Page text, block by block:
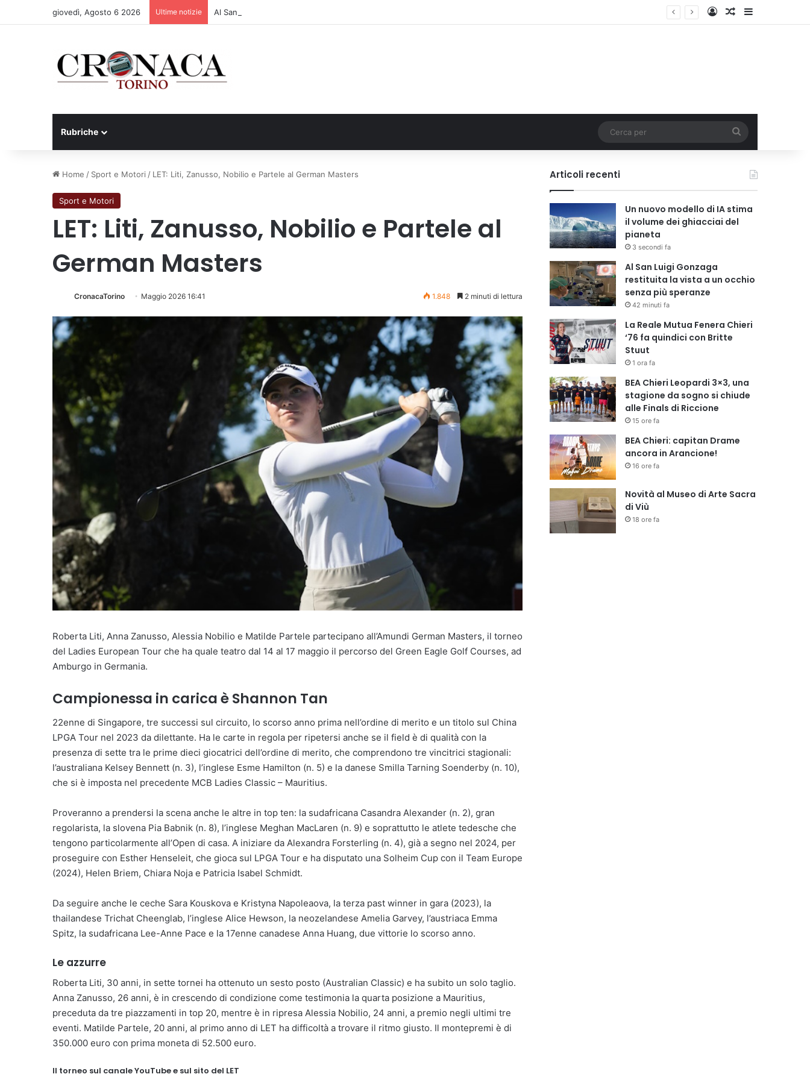
giovedì, Agosto 6 2026 Ultime notizie Al San Luigi Gonzaga restituita la vista a un occhio senza più speranze AccediUn articolo a
Rubriche
per
Home / Sport e Motori / LET: Liti, Zanusso, Nobilio e Partele al German Masters
Sport e Motori
LET: Liti, Zanusso, Nobilio e Partele al
German Masters
CronacaTorino Maggio 2026 16:41 1.848 2 minuti di lettura
Roberta Liti, Anna Zanusso, Alessia Nobilio e Matilde Partele partecipano all’Amundi German Masters, il torneo
del Ladies European Tour che ha quale teatro dal 14 al 17 maggio il percorso del Green Eagle Golf Courses, ad
Amburgo in Germania.
Campionessa in carica è Shannon Tan
22enne di Singapore, tre successi sul circuito, lo scorso anno prima nell’ordine di merito e un titolo sul China
LPGA Tour nel 2023 da dilettante. Ha le carte in regola per ripetersi anche se il field è di qualità con la
presenza di sette tra le prime dieci giocatrici dell’ordine di merito, che comprendono tre vincitrici stagionali:
l’australiana Kelsey Bennett (n. 3), l’inglese Esme Hamilton (n. 5) e la danese Smilla Tarning Soenderby (n. 10),
che si è imposta nel precedente MCB Ladies Classic – Mauritius.
Proveranno a prendersi la scena anche le altre in top ten: la sudafricana Casandra Alexander (n. 2), gran
regolarista, la slovena Pia Babnik (n. 8), l’inglese Meghan MacLaren (n. 9) e soprattutto le atlete tedesche che
tengono particolarmente all’Open di casa. A iniziare da Alexandra Forsterling (n. 4), già a segno nel 2024, per
proseguire con Esther Henseleit, che gioca sul LPGA Tour e ha disputato una Solheim Cup con il Team Europe
(2024), Helen Briem, Chiara Noja e Patricia Isabel Schmidt.
Da seguire anche le ceche Sara Kouskova e Kristyna Napoleaova, la terza past winner in gara (2023), la
thailandese Trichat Cheenglab, l’inglese Alice Hewson, la neozelandese Amelia Garvey, l’austriaca Emma
Spitz, la sudafricana Lee-Anne Pace e la 17enne canadese Anna Huang, due vittorie lo scorso anno.
Le azzurre
Roberta Liti, 30 anni, in sette tornei ha ottenuto un sesto posto (Australian Classic) e ha subito un solo taglio.
Anna Zanusso, 26 anni, è in crescendo di condizione come testimonia la quarta posizione a Mauritius,
preceduta da tre piazzamenti in top 20, mentre è in ripresa Alessia Nobilio, 24 anni, a premio negli ultimi tre
eventi. Matilde Partele, 20 anni, al primo anno di LET ha difficoltà a trovare il ritmo giusto. Il montepremi è di
350.000 euro con prima moneta di 52.500 euro.
Il torneo sul canale YouTube e sul sito del LET
Articoli recenti
Un nuovo modello di IA stima
il volume dei ghiacciai del
pianeta
3 secondi fa
Al San Luigi Gonzaga
restituita la vista a un occhio
senza più speranze
42 minuti fa
La Reale Mutua Fenera Chieri
‘76 fa quindici con Britte
Stuut
1 ora fa
BEA Chieri Leopardi 3×3, una
stagione da sogno si chiude
alle Finals di Riccione
15 ore fa
BEA Chieri: capitan Drame
ancora in Arancione!
16 ore fa
Novità al Museo di Arte Sacra
di Viù
18 ore fa